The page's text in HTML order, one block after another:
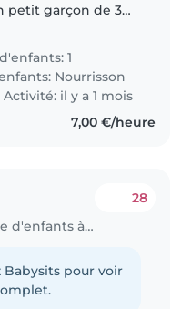
petit garçon de 3
et
Je recherche une
confiance, douce et
1
Nourrisson
il y a 1 mois
7,00 €/heure
Job de garde d'enfants à Clermont-Ferrand
28
Babysits pour voir